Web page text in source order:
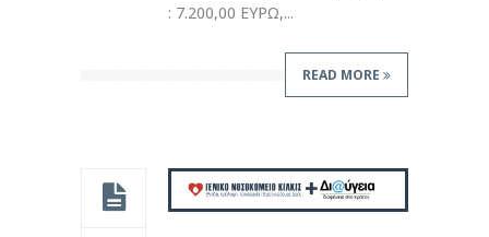
: 7.200,00 ΕΥΡΩ,...
READ MORE